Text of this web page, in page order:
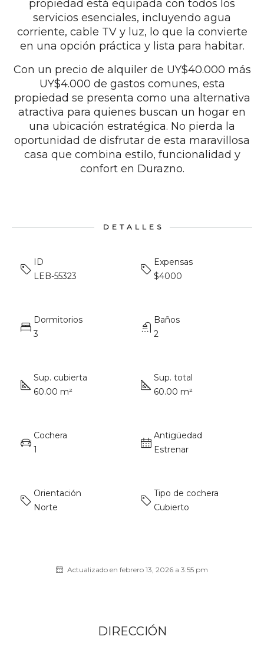
propiedad está equipada con todos los
servicios esenciales, incluyendo agua
corriente, cable TV y luz, lo que la convierte
en una opción práctica y lista para habitar.
Con un precio de alquiler de UY$40.000 más
UY$4.000 de gastos comunes, esta
propiedad se presenta como una alternativa
atractiva para quienes buscan un hogar en
una ubicación estratégica. No pierda la
oportunidad de disfrutar de esta maravillosa
casa que combina estilo, funcionalidad y
confort en Durazno.
DETALLES
ID
LEB-55323
Expensas
$4000
Dormitorios
3
Baños
2
Sup. cubierta
60.00 m²
Sup. total
60.00 m²
Cochera
1
Antigüedad
Estrenar
Orientación
Norte
Tipo de cochera
Cubierto
Actualizado en febrero 13, 2026 a 3:55 pm
DIRECCIÓN